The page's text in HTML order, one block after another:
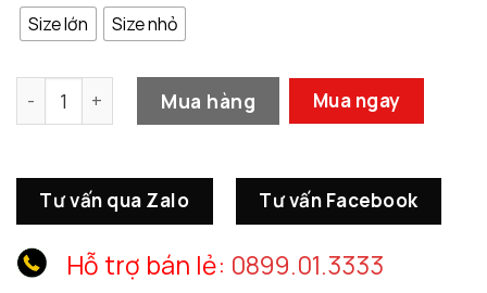
Size lớn Size nhỏ
Tượng Hồng Hạc Nghệ Thuật Mạ Vàng số lượng
Mua hàng Mua ngay
Tư vấn qua Zalo Tư vấn Facebook
Hỗ trợ bán lẻ: 0899.01.3333